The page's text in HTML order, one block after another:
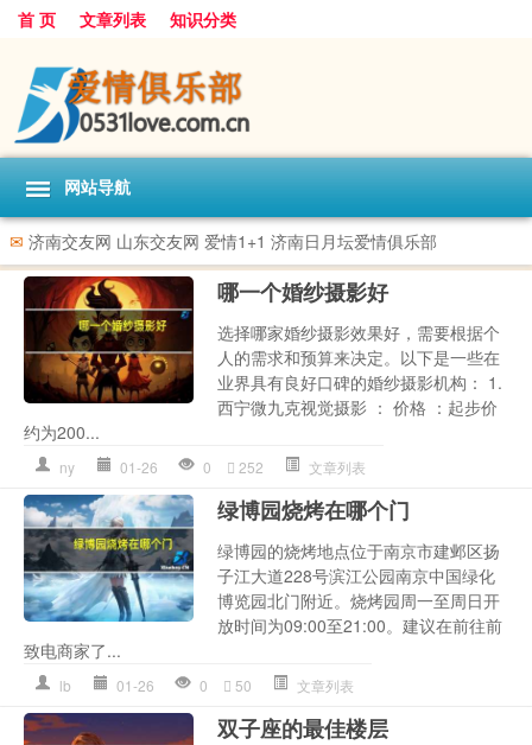
首 页 文章列表 知识分类
网站导航
✉ 济南交友网 山东交友网 爱情1+1 济南日月坛爱情俱乐部
哪一个婚纱摄影好
选择哪家婚纱摄影效果好，需要根据个
人的需求和预算来决定。以下是一些在
业界具有良好口碑的婚纱摄影机构： 1.
西宁微九克视觉摄影 ： 价格 ：起步价
约为200...
ny 01-26 0 252 文章列表
绿博园烧烤在哪个门
绿博园的烧烤地点位于南京市建邺区扬
子江大道228号滨江公园南京中国绿化
博览园北门附近。烧烤园周一至周日开
放时间为09:00至21:00。建议在前往前
致电商家了...
lb 01-26 0 50 文章列表
双子座的最佳楼层